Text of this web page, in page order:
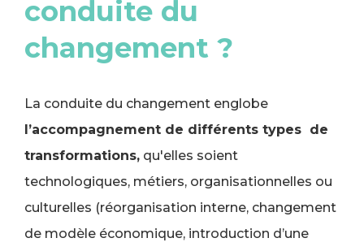
conduite du
changement ?
La conduite du changement englobe
l’accompagnement de différents types de
transformations, qu'elles soient
technologiques, métiers, organisationnelles ou
culturelles (réorganisation interne, changement
de modèle économique, introduction d’une